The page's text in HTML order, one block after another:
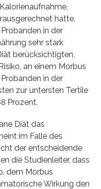
hatte,
in der
sehr stark
berücksichtigten,
an einem Morbus
in der
zur untersten Tertile
Prozent.
Diät das
im Falle des
der entscheidende
die Studienleiter, dass
dem Morbus
Wirkung den